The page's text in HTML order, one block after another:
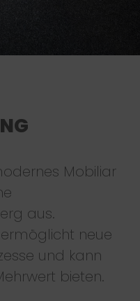
Mobiliar
aus.
neue
und kann
bieten.